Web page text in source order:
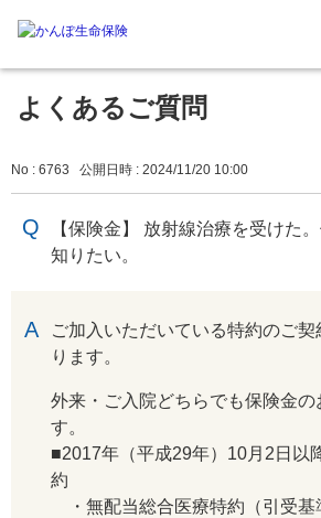
よくあるご質問
No : 6763 公開日時 : 2024/11/20 10:00
【保険金】 放射線治療を受けた
知りたい。
ご加入いただいている特約のご
ります。
外来・ご入院どちらでも保険金
す。
■2017年（平成29年）10月2日以
約
・無配当総合医療特約（引受基